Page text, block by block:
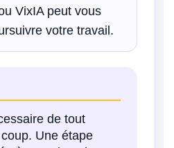
VixIA peut vous
votre travail.
de tout
Une étape